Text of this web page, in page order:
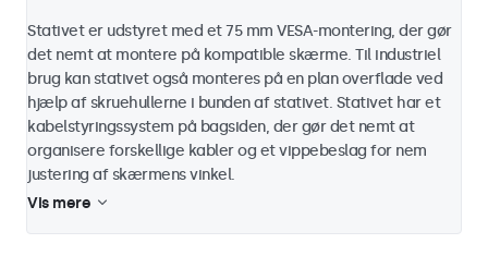
Stativet er udstyret med et 75 mm VESA-montering, der gør
det nemt at montere på kompatible skærme. Til industriel
brug kan stativet også monteres på en plan overflade ved
hjælp af skruehullerne i bunden af ​​stativet. Stativet har et
kabelstyringssystem på bagsiden, der gør det nemt at
organisere forskellige kabler og et vippebeslag for nem
justering af skærmens vinkel.
Vis mere